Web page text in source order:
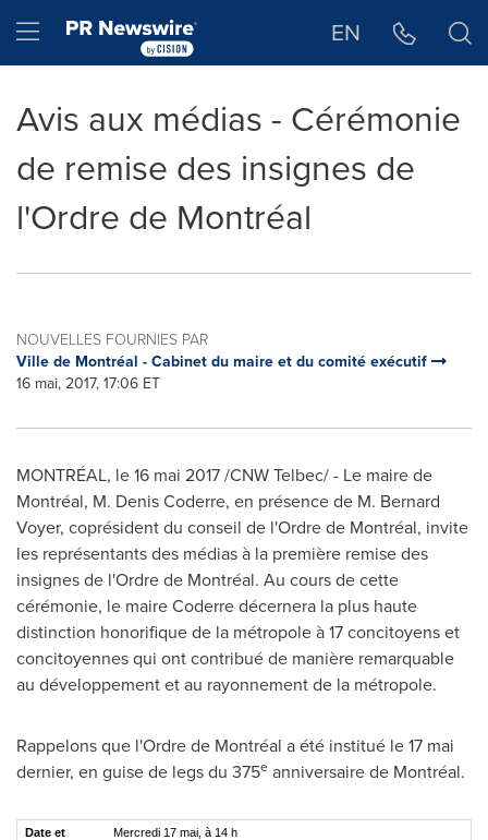
Hamburger menu EN
Avis aux médias - Cérémonie
de remise des insignes de
l'Ordre de Montréal
NOUVELLES FOURNIES PAR
Ville de Montréal - Cabinet du maire et du comité exécutif
16 mai, 2017, 17:06 ET
MONTRÉAL, le 16 mai 2017 /CNW Telbec/ - Le maire de
Montréal, M. Denis Coderre, en présence de M. Bernard
Voyer, coprésident du conseil de l'Ordre de Montréal, invite
les représentants des médias à la première remise des
insignes de l'Ordre de Montréal. Au cours de cette
cérémonie, le maire Coderre décernera la plus haute
distinction honorifique de la métropole à 17 concitoyens et
concitoyennes qui ont contribué de manière remarquable
au développement et au rayonnement de la métropole.
Rappelons que l'Ordre de Montréal a été institué le 17 mai
dernier, en guise de legs du 375e anniversaire de Montréal.
Date et
Mercredi 17 mai, à 14 h